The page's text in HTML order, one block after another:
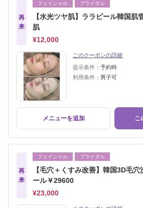
再
来
フェイシャル ブライダル
【水光ツヤ肌】ララピール韓国肌
肌
¥12,000
このクーポンの詳細
提示条件： 予約時
利用条件： 男子可
メニューを追加 こ
再
来
フェイシャル ブライダル
【毛穴＋くすみ改善】韓国3D毛
ール￥29600
¥23,000